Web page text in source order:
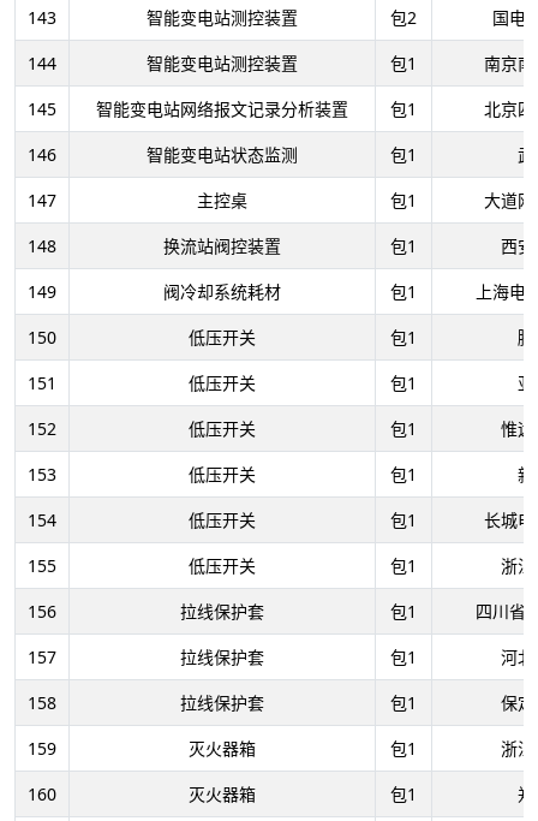
143
智能变电站测控装置 包2
国电
144
智能变电站测控装置 包1
南京
145
智能变电站网络报文记录分析装置 包1
北京
146
智能变电站状态监测 包1
147
主控桌 包1
大道
148
换流站阀控装置 包1
西
149
阀冷却系统耗材 包1
上海电
150
低压开关 包1
151
低压开关 包1
152
低压开关 包1
惟
153
低压开关 包1
154
低压开关 包1
长城
155
低压开关 包1
浙
156
拉线保护套 包1
四川省
157
拉线保护套 包1
河
158
拉线保护套 包1
保
159
灭火器箱 包1
浙
160
灭火器箱 包1